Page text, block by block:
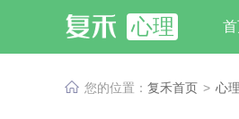
心理
您的位置： 复禾首页 > 心